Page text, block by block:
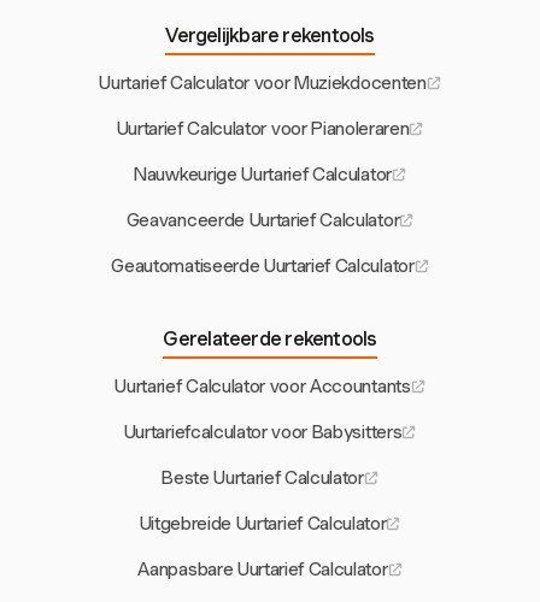
Vergelijkbare rekentools
Uurtarief Calculator voor Muziekdocenten
Uurtarief Calculator voor Pianoleraren
Nauwkeurige Uurtarief Calculator
Geavanceerde Uurtarief Calculator
Geautomatiseerde Uurtarief Calculator
Gerelateerde rekentools
Uurtarief Calculator voor Accountants
Uurtariefcalculator voor Babysitters
Beste Uurtarief Calculator
Uitgebreide Uurtarief Calculator
Aanpasbare Uurtarief Calculator